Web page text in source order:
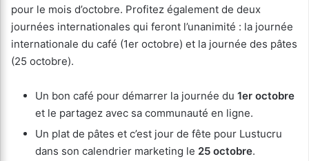
pour le mois d’octobre. Profitez également de deux
journées internationales qui feront l’unanimité : la journée
internationale du café (1er octobre) et la journée des pâtes
(25 octobre).
Un bon café pour démarrer la journée du 1er octobre
et le partagez avec sa communauté en ligne.
Un plat de pâtes et c’est jour de fête pour Lustucru
dans son calendrier marketing le 25 octobre.